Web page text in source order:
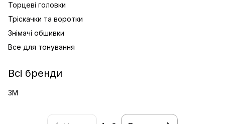
Торцеві головки
Тріскачки та воротки
Знімачі обшивки
Все для тонування
Всі бренди
3M